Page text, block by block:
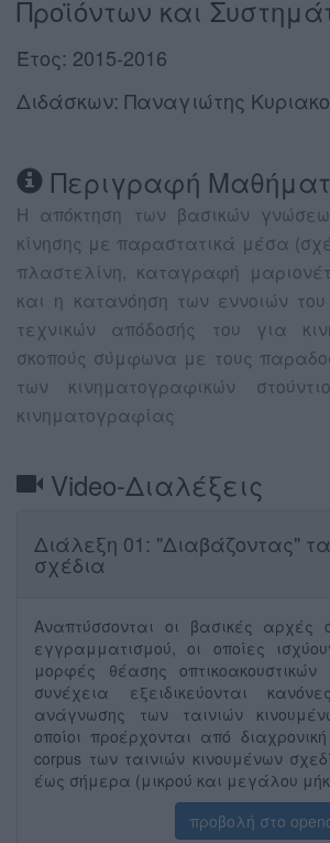
Προϊόντων και
Έτος: 2015-2016
Διδάσκων: Παναγιώτης
Περιγραφή
Η απόκτηση των βασικών
κίνησης με παραστατικά μέσα
πλαστελίνη, καταγραφή
και η κατανόηση των εννοιών
τεχνικών απόδοσής του για
σκοπούς σύμφωνα με τους
των κινηματογραφικών
κινηματογραφίας
Video-Διαλέξεις
Διάλεξη 01: "Διαβάζοντας"
σχέδια
Αναπτύσσονται οι βασικές αρχές
εγγραμματισμού, οι οποίες
μορφές θέασης
συνέχεια εξειδικεύονται
ανάγνωσης των ταινιών
οποίοι προέρχονται από
corpus των ταινιών κινουμένων
έως σήμερα (μικρού και μεγάλου
προβολή στο